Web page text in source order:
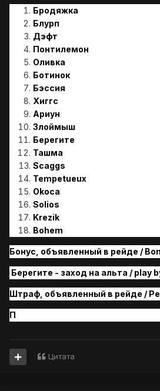
Бродяжка
Блурп
Дэфт
Понтилемон
Оливка
Ботинок
Бэссия
Хиггс
Ариун
Злоймыш
Берегите
Ташма
Scaggs
Tempetueux
Okoca
Solios
Krezik
Bohem
Бонус, объявленный в рейде /
Берегите - заход на альта / play
Штраф, объявленный в рейде /
П
Цитата